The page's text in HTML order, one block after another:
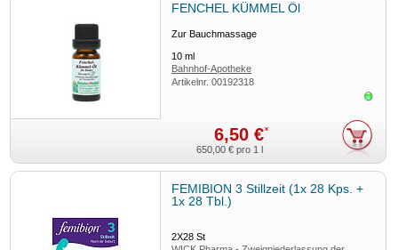
FENCHEL KÜMMEL Öl
Zur Bauchmassage
10ml
Bahnhof-Apotheke
Artikelnr.00192318
6,50 €*
650,00 € pro 1 l
FEMIBION 3 Stillzeit (1x 28 Kps. +
1x 28 Tbl.)
2X28St